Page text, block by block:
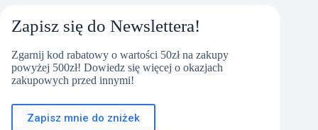
Zapisz się do Newslettera!
Zgarnij kod rabatowy o wartości 50zł na zakupy
powyżej 500zł! Dowiedz się więcej o okazjach
zakupowych przed innymi!
Zapisz mnie do zniżek